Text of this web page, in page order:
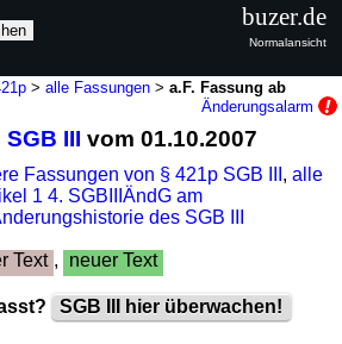
>alle Fassungen >a.F. Fassung ab
Änderungsalarm
SGB III vom 01.10.2007
Fassungen von § 421p SGB III ,alle
1 4. SGBIIIÄndG am
des SGB III
Text , neuer Text
SGB III hier überwachen!
buzer.de
Normalansicht